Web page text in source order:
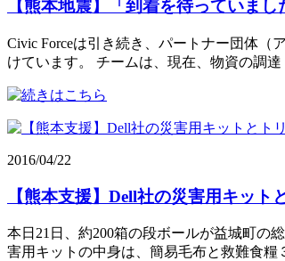
【熊本地震】「到着を待っていまし
Civic Forceは引き続き、パートナー団体
けています。 チームは、現在、物資の調達
2016/04/22
【熊本支援】Dell社の災害用キット
本日21日、約200箱の段ボールが益城町の
害用キットの中身は、簡易毛布と救難食糧